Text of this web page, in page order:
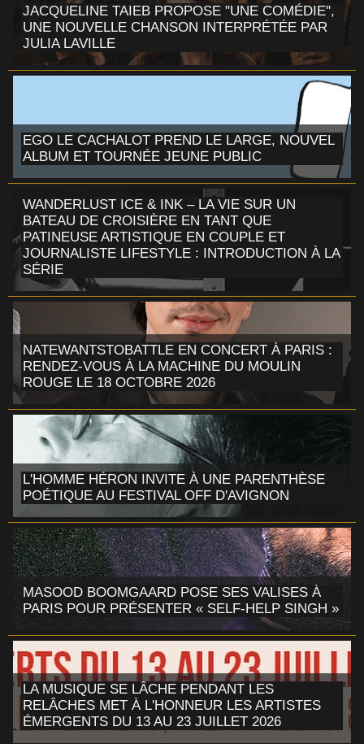
JACQUELINE TAIEB PROPOSE "UNE COMÉDIE",
UNE NOUVELLE CHANSON INTERPRÉTÉE PAR
JULIA LAVILLE
EGO LE CACHALOT PREND LE LARGE, NOUVEL
ALBUM ET TOURNÉE JEUNE PUBLIC
WANDERLUST ICE & INK – LA VIE SUR UN
BATEAU DE CROISIÈRE EN TANT QUE
PATINEUSE ARTISTIQUE EN COUPLE ET
JOURNALISTE LIFESTYLE : INTRODUCTION À LA
SÉRIE
NATEWANTSTOBATTLE EN CONCERT À PARIS :
RENDEZ-VOUS À LA MACHINE DU MOULIN
ROUGE LE 18 OCTOBRE 2026
L'HOMME HÉRON INVITE À UNE PARENTHÈSE
POÉTIQUE AU FESTIVAL OFF D'AVIGNON
MASOOD BOOMGAARD POSE SES VALISES À
PARIS POUR PRÉSENTER « SELF-HELP SINGH »
LA MUSIQUE SE LÂCHE PENDANT LES
RELÂCHES MET À L'HONNEUR LES ARTISTES
ÉMERGENTS DU 13 AU 23 JUILLET 2026